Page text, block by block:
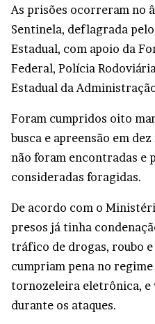
As prisões ocorreram no
Sentinela, deflagrada
Estadual, com apoio da
Federal, Polícia
Estadual da
Foram cumpridos oito
busca e apreensão em
não foram encontradas e
consideradas foragidas.
De acordo com o
presos já tinha
tráfico de drogas, roubo
cumpriam pena no
tornozeleira eletrônica, e
durante os ataques.